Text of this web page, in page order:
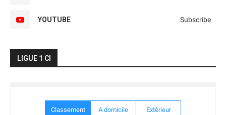
YOUTUBE Subscribe
LIGUE 1 CI
Classement A domicile Extèrieur